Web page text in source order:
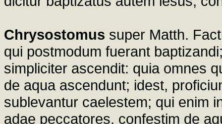
Chrysostomus super Matth.
qui postmodum fuerant
simpliciter ascendit: quia omnes
de aqua ascendunt; idest,
sublevantur caelestem; qui enim
adae peccatores, confestim de